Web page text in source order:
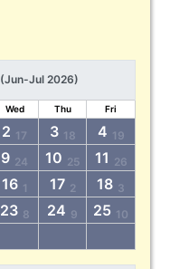
(Jun-Jul 2026)
Wed Thu Fri
2 17 3 18 4 19
9 24 10 25 11 26
16 1 17 2 18 3
23 8 24 9 25 10